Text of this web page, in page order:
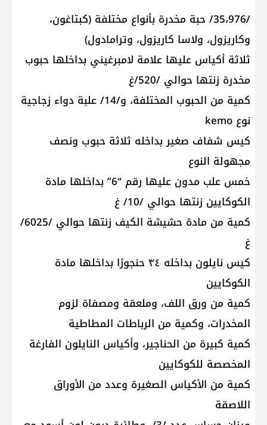
/35،976/ حبة مخدرة بأنواع مختلفة (كبتاغون،
وكاريزول، ولاسا كاريزول، وترامادول)
ثلاثة أكياس عليها علامة لامبرغيني بداخلها حبوب
مخدرة زنتها حوالي /520/غ
كمية من الحبوب المختلفة، و/14/ علبة دواء زجاجية
نوع kemo
كيس شفاف صغير بداخله ثلاثة حبوب ونصف
مجهولة النوع
خمس علب مدون عليها رقم “6” بداخلها مادة
الكوكايين زنتها حوالي /10/ غ
كمية من مادة حشيشة الكيف زنتها حوالي /6025/
غ
كيس نايلون بداخله ٣٤ حنجورًا بداخلها مادة
الكوكايين
كمية من ورق اللف، وملعقة ومصفاة لزوم
المخدرات، وكمية من الرباطات المطاطية
كمية كبيرة من الحناجير، وأكياس النايلون الفارغة
المخصصة للكوكايين
كمية من الأكياس الصغيرة وعدد من الأوراق
اللاصقة